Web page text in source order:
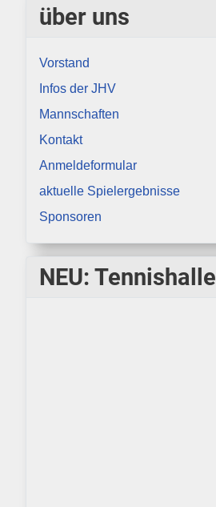
über uns
Vorstand
Infos der JHV
Mannschaften
Kontakt
Anmeldeformular
aktuelle Spielergebnisse
Sponsoren
NEU: Tennishalle